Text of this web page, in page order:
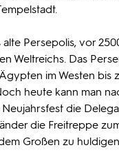
Persepolis, vor
Weltreichs. Das
im Westen bis
heute kann man
die
die Freitreppe
Großen zu